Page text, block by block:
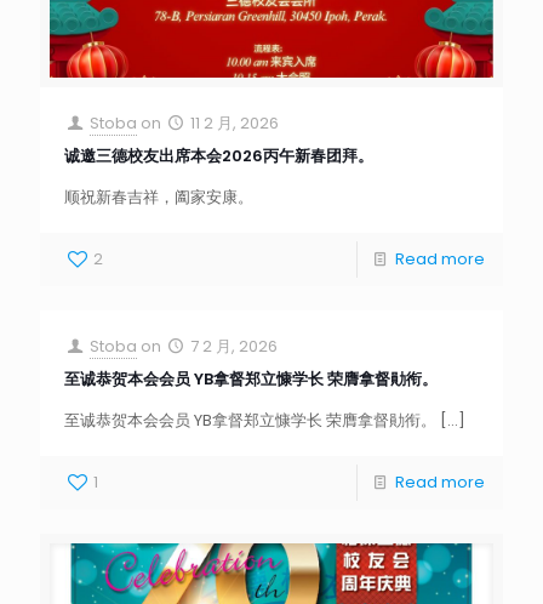
Stoba on
11 2 月, 2026
诚邀三德校友出席本会2026丙午新春团拜。
顺祝新春吉祥，阖家安康。
2 Read more
Stoba on
7 2 月, 2026
至诚恭贺本会会员 YB拿督郑立慷学长 荣膺拿督勛衔。
至诚恭贺本会会员 YB拿督郑立慷学长 荣膺拿督勛衔。
[…]
1 Read more